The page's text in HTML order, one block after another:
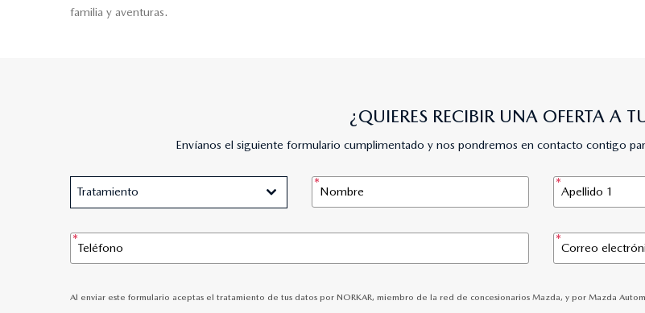
familia y aventuras.
¿QUIERES RECIBIR UNA OFERTA A
Envíanos el siguiente formulario cumplimentado y nos pondremos en contacto contigo
Tratamiento
Al enviar este formulario aceptas el tratamiento de tus datos por NORKAR, miembro de la red de concesionarios Mazda, y por Mazda